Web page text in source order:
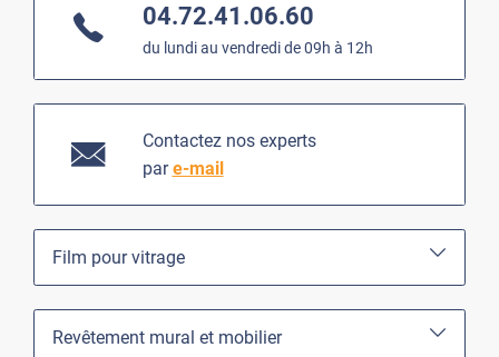
04.72.41.06.60
du lundi au vendredi de 09h à 12h
Contactez nos experts
pare-mail
Film pour vitrage
Revêtement mural et mobilier